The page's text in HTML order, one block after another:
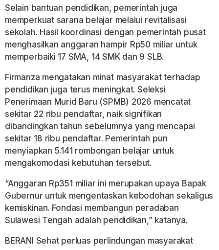
Selain bantuan pendidikan, pemerintah juga
memperkuat sarana belajar melalui revitalisasi
sekolah. Hasil koordinasi dengan pemerintah pusat
menghasilkan anggaran hampir Rp50 miliar untuk
memperbaiki 17 SMA, 14 SMK dan 9 SLB.
Firmanza mengatakan minat masyarakat terhadap
pendidikan juga terus meningkat. Seleksi
Penerimaan Murid Baru (SPMB) 2026 mencatat
sekitar 22 ribu pendaftar, naik signifikan
dibandingkan tahun sebelumnya yang mencapai
sekitar 18 ribu pendaftar. Pemerintah pun
menyiapkan 5.141 rombongan belajar untuk
mengakomodasi kebutuhan tersebut.
“Anggaran Rp351 miliar ini merupakan upaya Bapak
Gubernur untuk mengentaskan kebodohan sekaligus
kemiskinan. Fondasi membangun peradaban
Sulawesi Tengah adalah pendidikan,” katanya.
BERANI Sehat perluas perlindungan masyarakat